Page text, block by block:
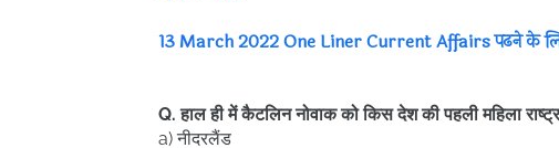
13 March2022One Liner Current Affairs पढने के
Q. हाल ही में कैटलिन नोवाक को किस देश की पहली महिला
a) नीदरलैंड